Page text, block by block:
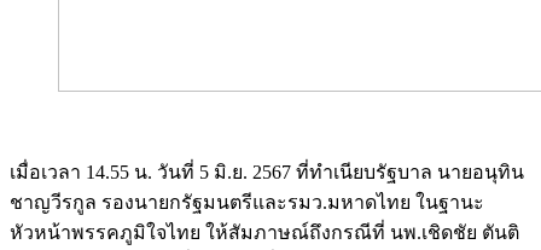
เมื่อเวลา 14.55 น. วันที่ 5 มิ.ย. 2567 ที่ทำเนียบรัฐบาล นายอนุทิน
ชาญวีรกูล รองนายกรัฐมนตรีและรมว.มหาดไทย ในฐานะ
หัวหน้าพรรคภูมิใจไทย ให้สัมภาษณ์ถึงกรณีที่ นพ.เชิดชัย ตันติ